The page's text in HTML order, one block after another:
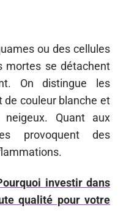
ou des cellules
mortes se détachent
On distingue les
de couleur blanche et
Quant aux
provoquent des
investir dans
qualité pour votre